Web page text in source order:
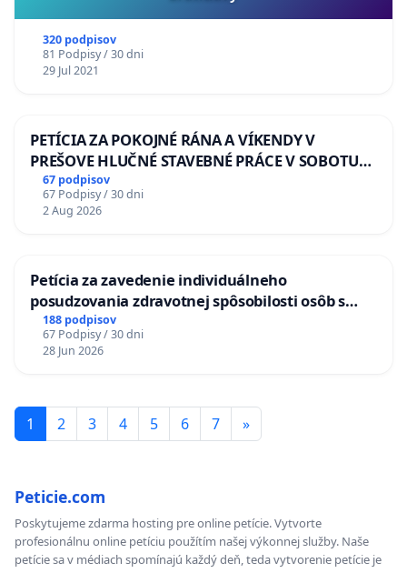
320 podpisov
81 Podpisy / 30 dni
29 Jul 2021
PETÍCIA ZA POKOJNÉ RÁNA A VÍKENDY V
PREŠOVE HLUČNÉ STAVEBNÉ PRÁCE V SOBOTU
LEN OD 9.00 DO 13.00 HOD., CEZ PRACOVNÝ
TÝŽDEŇ CIEĽ 8.00 – 18.00 HOD. A PRAVIDELNÁ
KONTROLA STAVBY C-AREA NA
67 podpisov
67 Podpisy / 30 dni
2 Aug 2026
Petícia za zavedenie individuálneho
posudzovania zdravotnej spôsobilosti osôb s
diabetom 1. a 2. typu pri prijímaní do
Policajného zboru SR
188 podpisov
67 Podpisy / 30 dni
28 Jun 2026
1 2 3 4 5 6 7 »
Peticie.com
Poskytujeme zdarma hosting pre online petície. Vytvorte
profesionálnu online petíciu použítím našej výkonnej služby. Naše
petície sa v médiach spomínajú každý deň, teda vytvorenie petície je